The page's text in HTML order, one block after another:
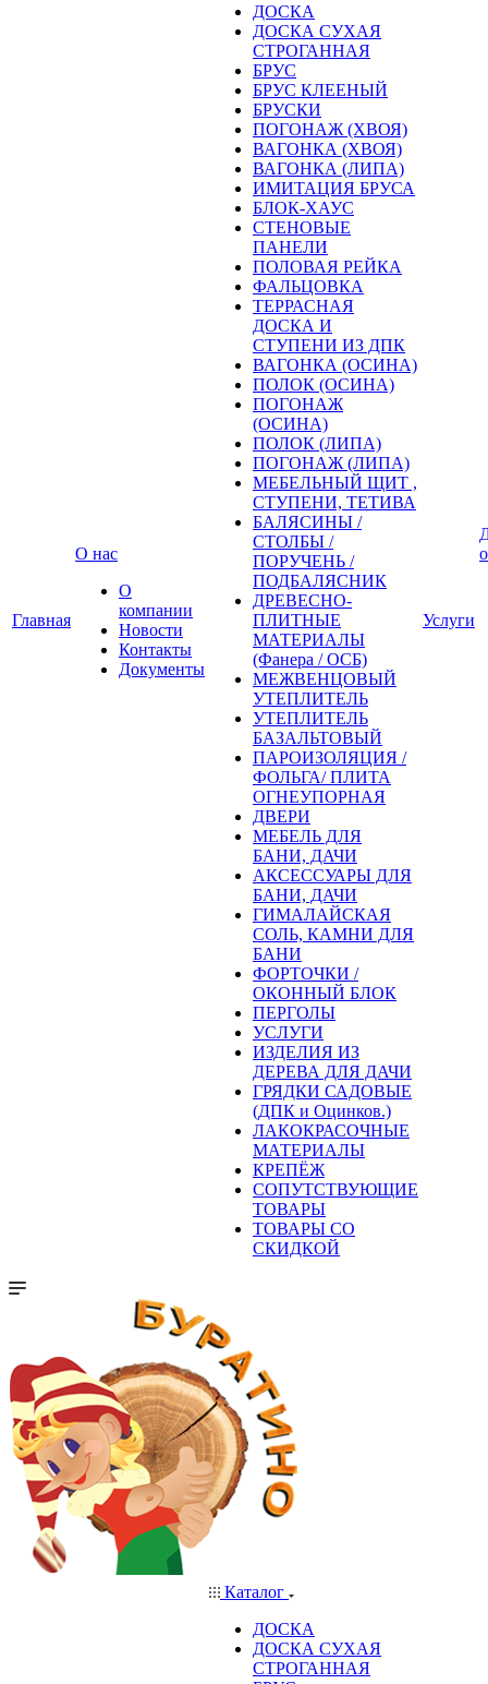
Главная
О нас
О
компании
Новости
Контакты
Документы
ДОСКА
ДОСКА СУХАЯ
СТРОГАННАЯ
БРУС
БРУС КЛЕЕНЫЙ
БРУСКИ
ПОГОНАЖ (ХВОЯ)
ВАГОНКА (ХВОЯ)
ВАГОНКА (ЛИПА)
ИМИТАЦИЯ БРУСА
БЛОК-ХАУС
СТЕНОВЫЕ
ПАНЕЛИ
ПОЛОВАЯ РЕЙКА
ФАЛЬЦОВКА
ТЕРРАСНАЯ
ДОСКА И
СТУПЕНИ ИЗ ДПК
ВАГОНКА (ОСИНА)
ПОЛОК (ОСИНА)
ПОГОНАЖ
(ОСИНА)
ПОЛОК (ЛИПА)
ПОГОНАЖ (ЛИПА)
МЕБЕЛЬНЫЙ ЩИТ ,
СТУПЕНИ, ТЕТИВА
БАЛЯСИНЫ /
СТОЛБЫ /
ПОРУЧЕНЬ /
ПОДБАЛЯСНИК
ДРЕВЕСНО-
ПЛИТНЫЕ
МАТЕРИАЛЫ
(Фанера / ОСБ)
МЕЖВЕНЦОВЫЙ
УТЕПЛИТЕЛЬ
УТЕПЛИТЕЛЬ
БАЗАЛЬТОВЫЙ
ПАРОИЗОЛЯЦИЯ /
ФОЛЬГА/ ПЛИТА
ОГНЕУПОРНАЯ
ДВЕРИ
МЕБЕЛЬ ДЛЯ
БАНИ, ДАЧИ
АКСЕССУАРЫ ДЛЯ
БАНИ, ДАЧИ
ГИМАЛАЙСКАЯ
СОЛЬ, КАМНИ ДЛЯ
БАНИ
ФОРТОЧКИ /
ОКОННЫЙ БЛОК
ПЕРГОЛЫ
УСЛУГИ
ИЗДЕЛИЯ ИЗ
ДЕРЕВА ДЛЯ ДАЧИ
ГРЯДКИ САДОВЫЕ
(ДПК и Оцинков.)
ЛАКОКРАСОЧНЫЕ
МАТЕРИАЛЫ
КРЕПЁЖ
СОПУТСТВУЮЩИЕ
ТОВАРЫ
ТОВАРЫ СО
СКИДКОЙ
Услуги
Каталог
ДОСКА
ДОСКА СУХАЯ
СТРОГАННАЯ